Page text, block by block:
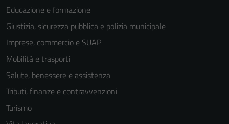
Educazione e formazione
Giustizia, sicurezza pubblica e polizia municipale
Imprese, commercio e SUAP
Mobilità e trasporti
Salute, benessere e assistenza
Tributi, finanze e contravvenzioni
Turismo